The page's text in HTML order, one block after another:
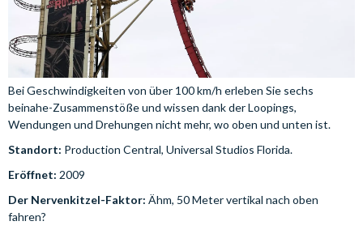
Bei Geschwindigkeiten von über 100 km/h erleben Sie sechs
beinahe-Zusammenstöße und wissen dank der Loopings,
Wendungen und Drehungen nicht mehr, wo oben und unten ist.
Standort: Production Central, Universal Studios Florida.
Eröffnet: 2009
Der Nervenkitzel-Faktor: Ähm, 50 Meter vertikal nach oben
fahren?